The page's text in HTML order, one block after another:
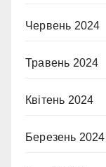
Червень 2024
Травень 2024
Квітень 2024
Березень 2024